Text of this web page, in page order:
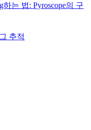
는 법: Pyroscope의 구
추적